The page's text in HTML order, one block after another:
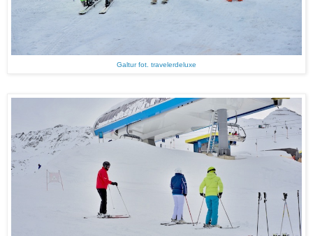
Galtur fot. travelerdeluxe